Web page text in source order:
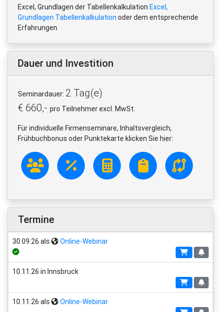
Excel, Grundlagen der Tabellenkalkulation Excel,
Grundlagen Tabellenkalkulation oder dem entsprechende
Erfahrungen
Dauer und Investition
Seminardauer: 2 Tag(e)
€ 660,- pro Teilnehmer excl. MwSt.
Für individuelle Firmenseminare, Inhaltsvergleich,
Frühbuchbonus oder Punktekarte klicken Sie hier:
Termine
30.09.26 als Online-Webinar
10.11.26 in Innsbruck
10.11.26 als Online-Webinar